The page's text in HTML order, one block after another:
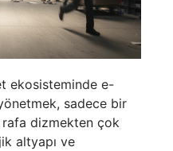
ekosisteminde e-
sadece bir
rafa dizmekten çok
altyapı ve